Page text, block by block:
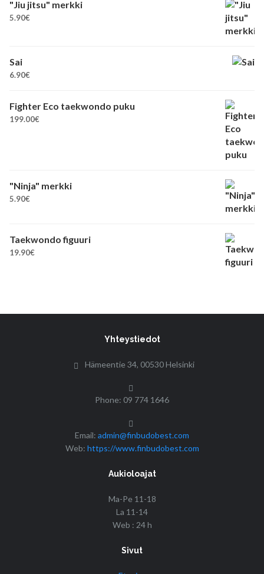
"Jiu jitsu" merkki
5.90€
Sai
6.90€
Fighter Eco taekwondo puku
199.00€
"Ninja" merkki
5.90€
Taekwondo figuuri
19.90€
Yhteystiedot
Hämeentie 34, 00530 Helsinki
Phone: 09 774 1646
Email: admin@finbudobest.com
Web: https://www.finbudobest.com
Aukioloajat
Ma-Pe 11-18
La 11-14
Web : 24 h
Sivut